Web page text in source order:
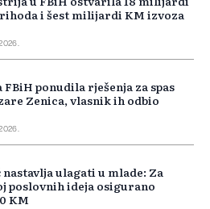
i šest milijardi KM izvoza
FBiH ponudila rješenja za spas
Zenica, vlasnik ih odbio
nastavlja ulagati u mlade: Za
poslovnih ideja osigurano
KM